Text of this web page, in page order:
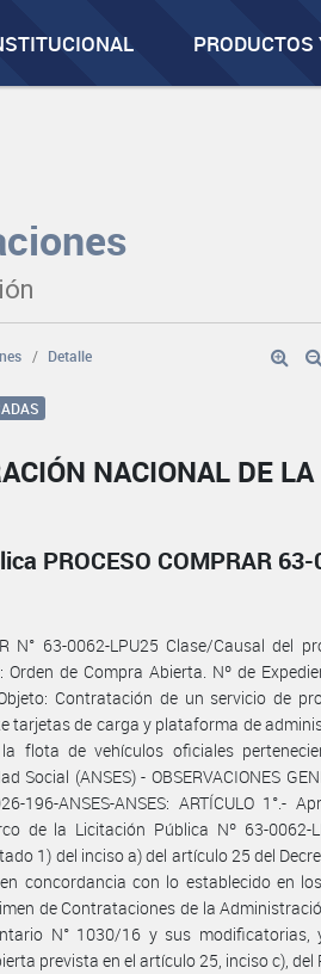
Detalle
NACIONAL DE LA
PROCESO COMPRAR
N° 63-0062-LPU25 Clase/Causal del
Orden de Compra Abierta. Nº de
Objeto: Contratación de un servicio de
tarjetas de carga y plataforma de
flota de vehículos oficiales
Social (ANSES) - OBSERVACIONES
196-ANSES-ANSES: ARTÍCULO 1°.-
de la Licitación Pública Nº 63-0062-
1) del inciso a) del artículo 25 del
concordancia con lo establecido en
de Contrataciones de la
N° 1030/16 y sus
prevista en el artículo 25, inciso c),